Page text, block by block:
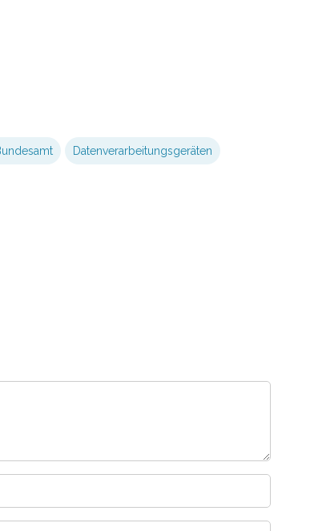
Datenverarbeitungsgeräten